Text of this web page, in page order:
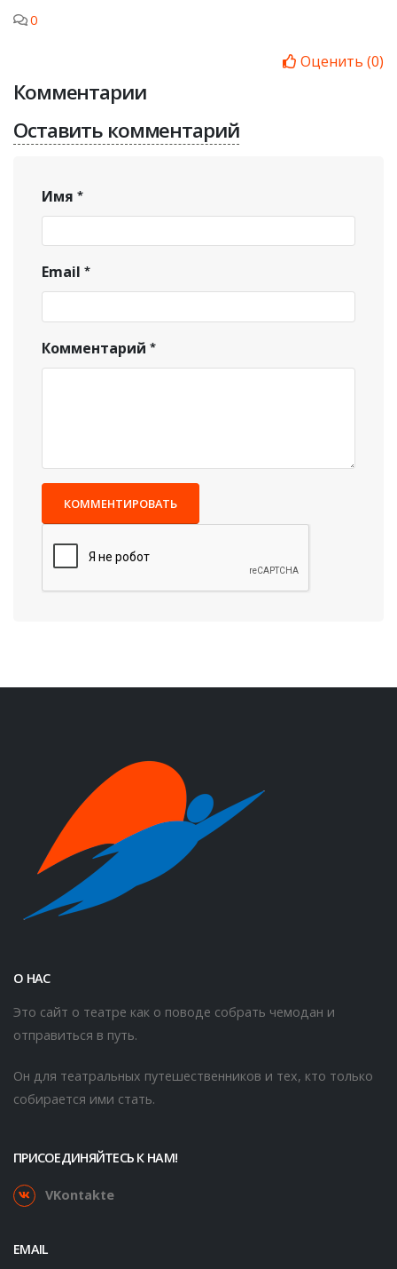
0
Оценить (0)
Комментарии
Оставить комментарий
Имя
Email
Комментарий
КОММЕНТИРОВАТЬ
О НАС
Это сайт о театре как о поводе собрать чемодан и
отправиться в путь.
Он для театральных путешественников и тех, кто только
собирается ими стать.
ПРИСОЕДИНЯЙТЕСЬ К НАМ!
VKontakte
EMAIL